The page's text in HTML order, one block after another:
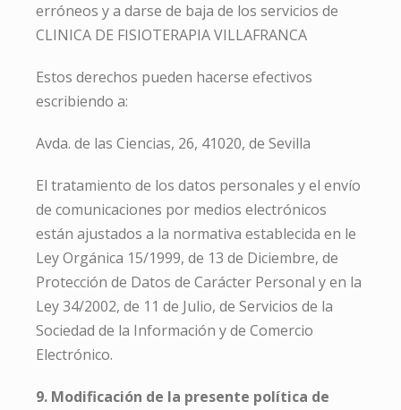
erróneos y a darse de baja de los servicios de
CLINICA DE FISIOTERAPIA VILLAFRANCA
Estos derechos pueden hacerse efectivos
escribiendo a:
Avda. de las Ciencias, 26, 41020, de Sevilla
El tratamiento de los datos personales y el envío
de comunicaciones por medios electrónicos
están ajustados a la normativa establecida en le
Ley Orgánica 15/1999, de 13 de Diciembre, de
Protección de Datos de Carácter Personal y en la
Ley 34/2002, de 11 de Julio, de Servicios de la
Sociedad de la Información y de Comercio
Electrónico.
9. Modificación de la presente política de